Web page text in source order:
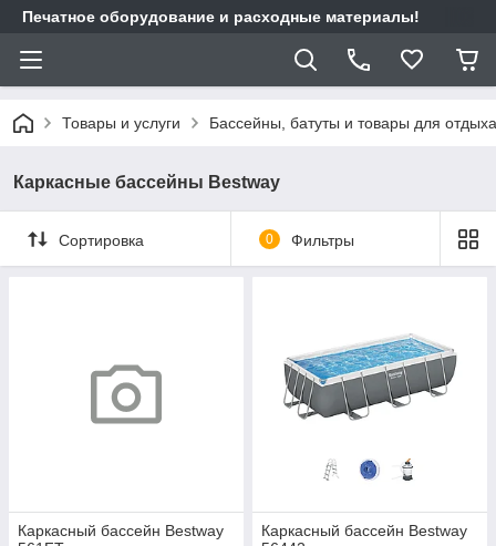
Печатное оборудование и расходные материалы!
Товары и услуги Бассейны, батуты и товары для
Каркасные бассейны Bestway
Сортировка 0 Фильтры
Каркасный бассейн Bestway
Каркасный бассейн Bestway